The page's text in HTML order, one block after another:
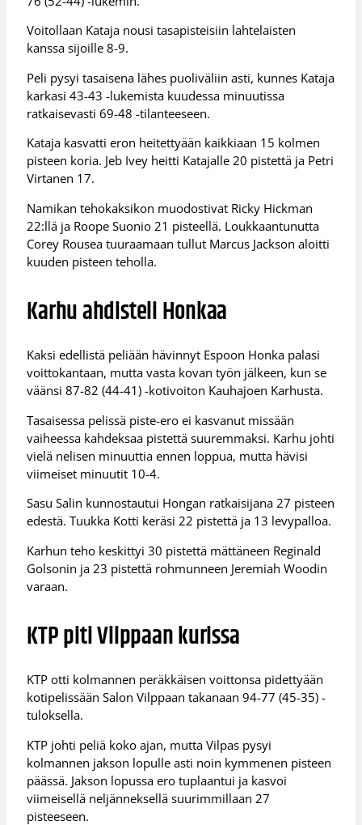
Voitollaan Kataja nousi tasapisteisiin lahtelaisten
kanssa sijoille 8-9.
Peli pysyi tasaisena lähes puoliväliin asti, kunnes Kataja
karkasi 43-43 -lukemista kuudessa minuutissa
ratkaisevasti 69-48 -tilanteeseen.
Kataja kasvatti eron heitettyään kaikkiaan 15 kolmen
pisteen koria. Jeb Ivey heitti Katajalle 20 pistettä ja Petri
Virtanen 17.
Namikan tehokaksikon muodostivat Ricky Hickman
22:llä ja Roope Suonio 21 pisteellä. Loukkaantunutta
Corey Rousea tuuraamaan tullut Marcus Jackson aloitti
kuuden pisteen teholla.
Karhu ahdisteli Honkaa
Kaksi edellistä peliään hävinnyt Espoon Honka palasi
voittokantaan, mutta vasta kovan työn jälkeen, kun se
väänsi 87-82 (44-41) -kotivoiton Kauhajoen Karhusta.
Tasaisessa pelissä piste-ero ei kasvanut missään
vaiheessa kahdeksaa pistettä suuremmaksi. Karhu johti
vielä nelisen minuuttia ennen loppua, mutta hävisi
viimeiset minuutit 10-4.
Sasu Salin kunnostautui Hongan ratkaisijana 27 pisteen
edestä. Tuukka Kotti keräsi 22 pistettä ja 13 levypalloa.
Karhun teho keskittyi 30 pistettä mättäneen Reginald
Golsonin ja 23 pistettä rohmunneen Jeremiah Woodin
varaan.
KTP piti Vilppaan kurissa
KTP otti kolmannen peräkkäisen voittonsa pidettyään
kotipelissään Salon Vilppaan takanaan 94-77 (45-35) -
tuloksella.
KTP johti peliä koko ajan, mutta Vilpas pysyi
kolmannen jakson lopulle asti noin kymmenen pisteen
päässä. Jakson lopussa ero tuplaantui ja kasvoi
viimeisellä neljänneksellä suurimmillaan 27
pisteeseen.